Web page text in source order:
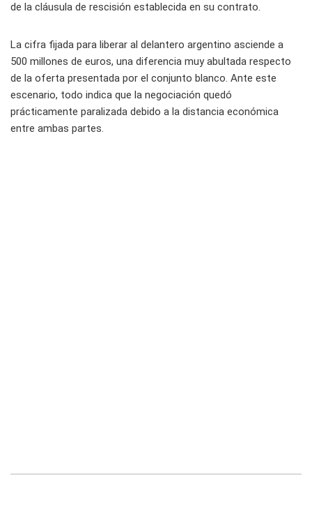
de la cláusula de rescisión establecida en su contrato.
La cifra fijada para liberar al delantero argentino asciende a
500 millones de euros, una diferencia muy abultada respecto
de la oferta presentada por el conjunto blanco. Ante este
escenario, todo indica que la negociación quedó
prácticamente paralizada debido a la distancia económica
entre ambas partes.